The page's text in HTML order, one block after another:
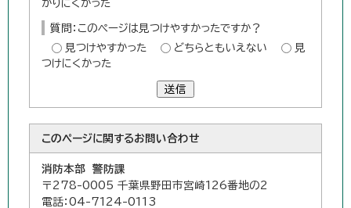
かりにくかった
質問：このページは見つけやすかったですか？
見つけやすかった
どちらともいえない
見
つけにくかった
送信
このページに関するお問い合わせ
消防本部 警防課
〒278-0005 千葉県野田市宮崎126番地の2
電話：04-7124-0113